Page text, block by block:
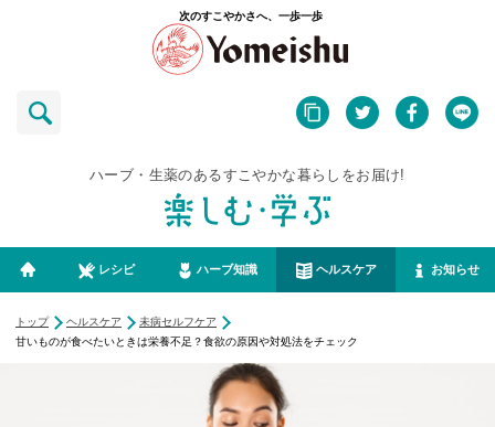
次のすこやかさへ、一歩一歩
ハーブ・生薬のあるすこやかな暮らしをお届け!
レシピ ハーブ知識 ヘルスケア お知らせ
トップ ヘルスケア
未病セルフケア
甘いものが食べたいときは栄養不足？食欲の原因や対処法をチェック